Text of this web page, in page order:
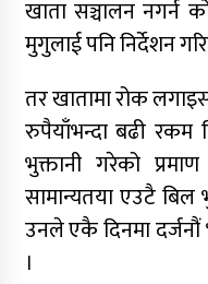
खाता सञ्चालन नगर्न
मुगुलाई पनि निर्देशन
तर खातामा रोक
रुपैयाँभन्दा बढी रकम
भुक्तानी गरेको
सामान्यतया एउटै बिल
उनले एकै दिनमा
।